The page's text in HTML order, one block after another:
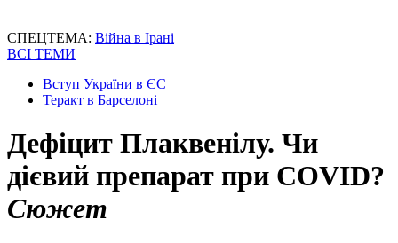
СПЕЦТЕМА: Війна в Ірані
ВСІ ТЕМИ
Вступ України в ЄС
Теракт в Барселоні
Дефіцит Плаквенілу. Чи
дієвий препарат при COVID?
Сюжет